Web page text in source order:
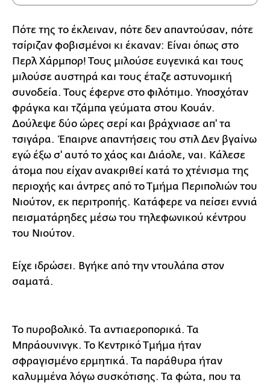
Πότε της το έκλειναν, πότε δεν απαντούσαν, πότε
τσίριζαν φοβισμένοι κι έκαναν: Είναι όπως στο
Περλ Χάρμπορ! Τους μιλούσε ευγενικά και τους
μιλούσε αυστηρά και τους έταζε αστυνομική
συνοδεία. Τους έφερνε στο φιλότιμο. Υποσχόταν
φράγκα και τζάμπα γεύματα στου Κουάν.
Δούλεψε δύο ώρες σερί και βράχνιασε απ' τα
τσιγάρα. Έπαιρνε απαντήσεις του στιλ Δεν βγαίνω
εγώ έξω σ' αυτό το χάος και Διάολε, ναι. Κάλεσε
άτομα που είχαν ανακριθεί κατά το χτένισμα της
περιοχής και άντρες από το Τμήμα Περιπολιών του
Νιούτον, εκ περιτροπής. Κατάφερε να πείσει εννιά
πεισματάρηδες μέσω του τηλεφωνικού κέντρου
του Νιούτον.
Είχε ιδρώσει. Βγήκε από την ντουλάπα στον
σαματά.
Το πυροβολικό. Τα αντιαεροπορικά. Τα
Μπράουνινγκ. Το Κεντρικό Τμήμα ήταν
σφραγισμένο ερμητικά. Τα παράθυρα ήταν
καλυμμένα λόγω συσκότισης. Τα φώτα, που τα